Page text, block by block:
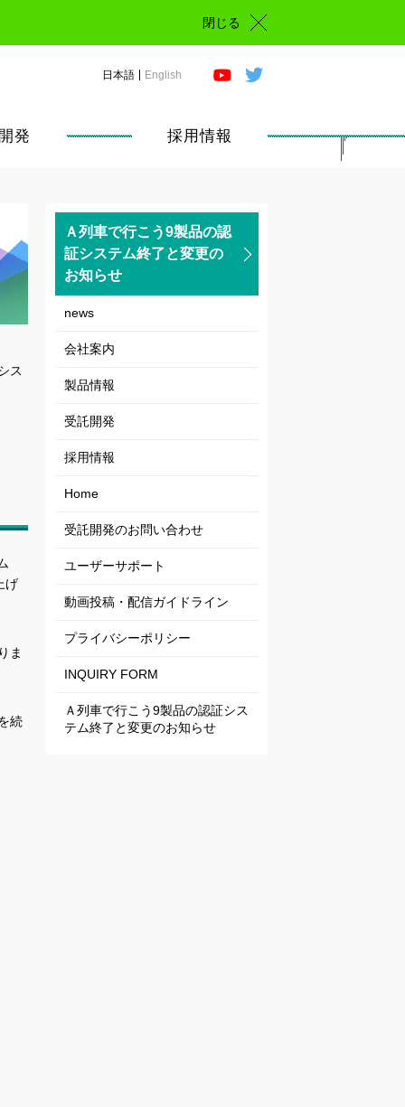
閉じる
日本語 English
発 採用情報
ス
げ
ま
続
Ａ列車で行こう9製品の認
証システム終了と変更の
お知らせ
news
会社案内
製品情報
受託開発
採用情報
Home
受託開発のお問い合わせ
ユーザーサポート
動画投稿・配信ガイドライン
プライバシーポリシー
INQUIRY FORM
Ａ列車で行こう9製品の認証シス
テム終了と変更のお知らせ